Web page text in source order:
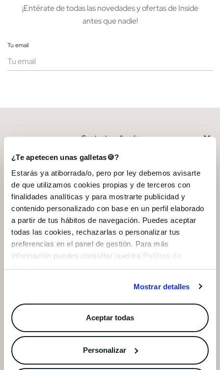
¿Te apetecen unas galletas🍪?
Estarás ya atiborrada/o, pero por ley debemos avisarte
de que utilizamos cookies propias y de terceros con
finalidades analíticas y para mostrarte publicidad y
contenido personalizado con base en un perfil elaborado
a partir de tus hábitos de navegación. Puedes aceptar
todas las cookies, rechazarlas o personalizar tus
preferencias en el panel de gestión. Para más
información puedes consultar nuestra Política de
Cookies.
Mostrar detalles
Aceptar todas
Personalizar
¡Entérate de todas las novedades y ofertas de Inside
antes que nadie!
Tu email
He leído y entiendo lapolítica de privacidady acepto recibir
QUIERO SUSCRIBIRME
* Puedes cancelar la suscripción en cualquier momento.
Contacto y Ayuda
INSIDE World
App INSIDE Shop
INSIDE Community